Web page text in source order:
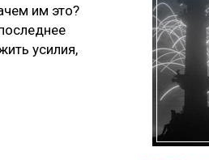
им это?
усилия,